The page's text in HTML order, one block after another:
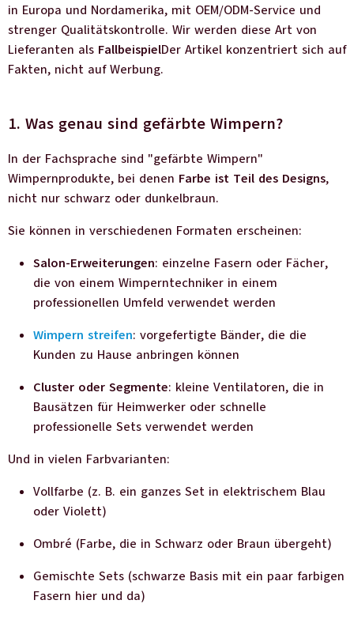
in Europa und Nordamerika, mit OEM/ODM-Service und
strenger Qualitätskontrolle. Wir werden diese Art von
Lieferanten als FallbeispielDer Artikel konzentriert sich auf
Fakten, nicht auf Werbung.
1. Was genau sind gefärbte Wimpern?
In der Fachsprache sind "gefärbte Wimpern"
Wimpernprodukte, bei denen Farbe ist Teil des Designs,
nicht nur schwarz oder dunkelbraun.
Sie können in verschiedenen Formaten erscheinen:
Salon-Erweiterungen: einzelne Fasern oder Fächer,
die von einem Wimperntechniker in einem
professionellen Umfeld verwendet werden
Wimpern streifen: vorgefertigte Bänder, die die
Kunden zu Hause anbringen können
Cluster oder Segmente: kleine Ventilatoren, die in
Bausätzen für Heimwerker oder schnelle
professionelle Sets verwendet werden
Und in vielen Farbvarianten:
Vollfarbe (z. B. ein ganzes Set in elektrischem Blau
oder Violett)
Ombré (Farbe, die in Schwarz oder Braun übergeht)
Gemischte Sets (schwarze Basis mit ein paar farbigen
Fasern hier und da)